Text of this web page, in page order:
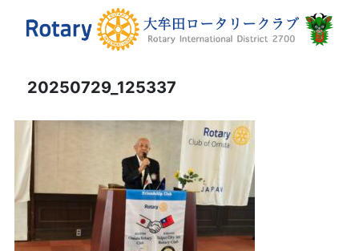
20250729_125337